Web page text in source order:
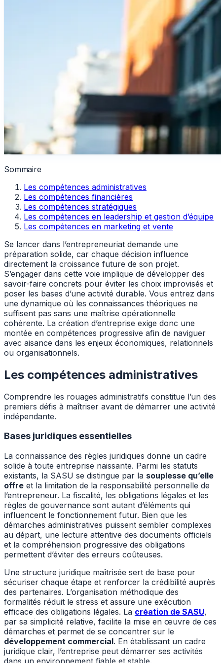
Sommaire
Les compétences administratives
Les compétences financières
Les compétences stratégiques
Les compétences en leadership et gestion d’équipe
Les compétences en marketing et vente
Se lancer dans l’entrepreneuriat demande une
préparation solide, car chaque décision influence
directement la croissance future de son projet.
S’engager dans cette voie implique de développer des
savoir-faire concrets pour éviter les choix improvisés et
poser les bases d’une activité durable. Vous entrez dans
une dynamique où les connaissances théoriques ne
suffisent pas sans une maîtrise opérationnelle
cohérente. La création d’entreprise exige donc une
montée en compétences progressive afin de naviguer
avec aisance dans les enjeux économiques, relationnels
ou organisationnels.
Les compétences administratives
Comprendre les rouages administratifs constitue l’un des
premiers défis à maîtriser avant de démarrer une activité
indépendante.
Bases juridiques essentielles
La connaissance des règles juridiques donne un cadre
solide à toute entreprise naissante. Parmi les statuts
existants, la SASU se distingue par la souplesse qu’elle
offre et la limitation de la responsabilité personnelle de
l’entrepreneur. La fiscalité, les obligations légales et les
règles de gouvernance sont autant d’éléments qui
influencent le fonctionnement futur. Bien que les
démarches administratives puissent sembler complexes
au départ, une lecture attentive des documents officiels
et la compréhension progressive des obligations
permettent d’éviter des erreurs coûteuses.
Une structure juridique maîtrisée sert de base pour
sécuriser chaque étape et renforcer la crédibilité auprès
des partenaires. L’organisation méthodique des
formalités réduit le stress et assure une exécution
efficace des obligations légales. La création de SASU,
par sa simplicité relative, facilite la mise en œuvre de ces
démarches et permet de se concentrer sur le
développement commercial. En établissant un cadre
juridique clair, l’entreprise peut démarrer ses activités